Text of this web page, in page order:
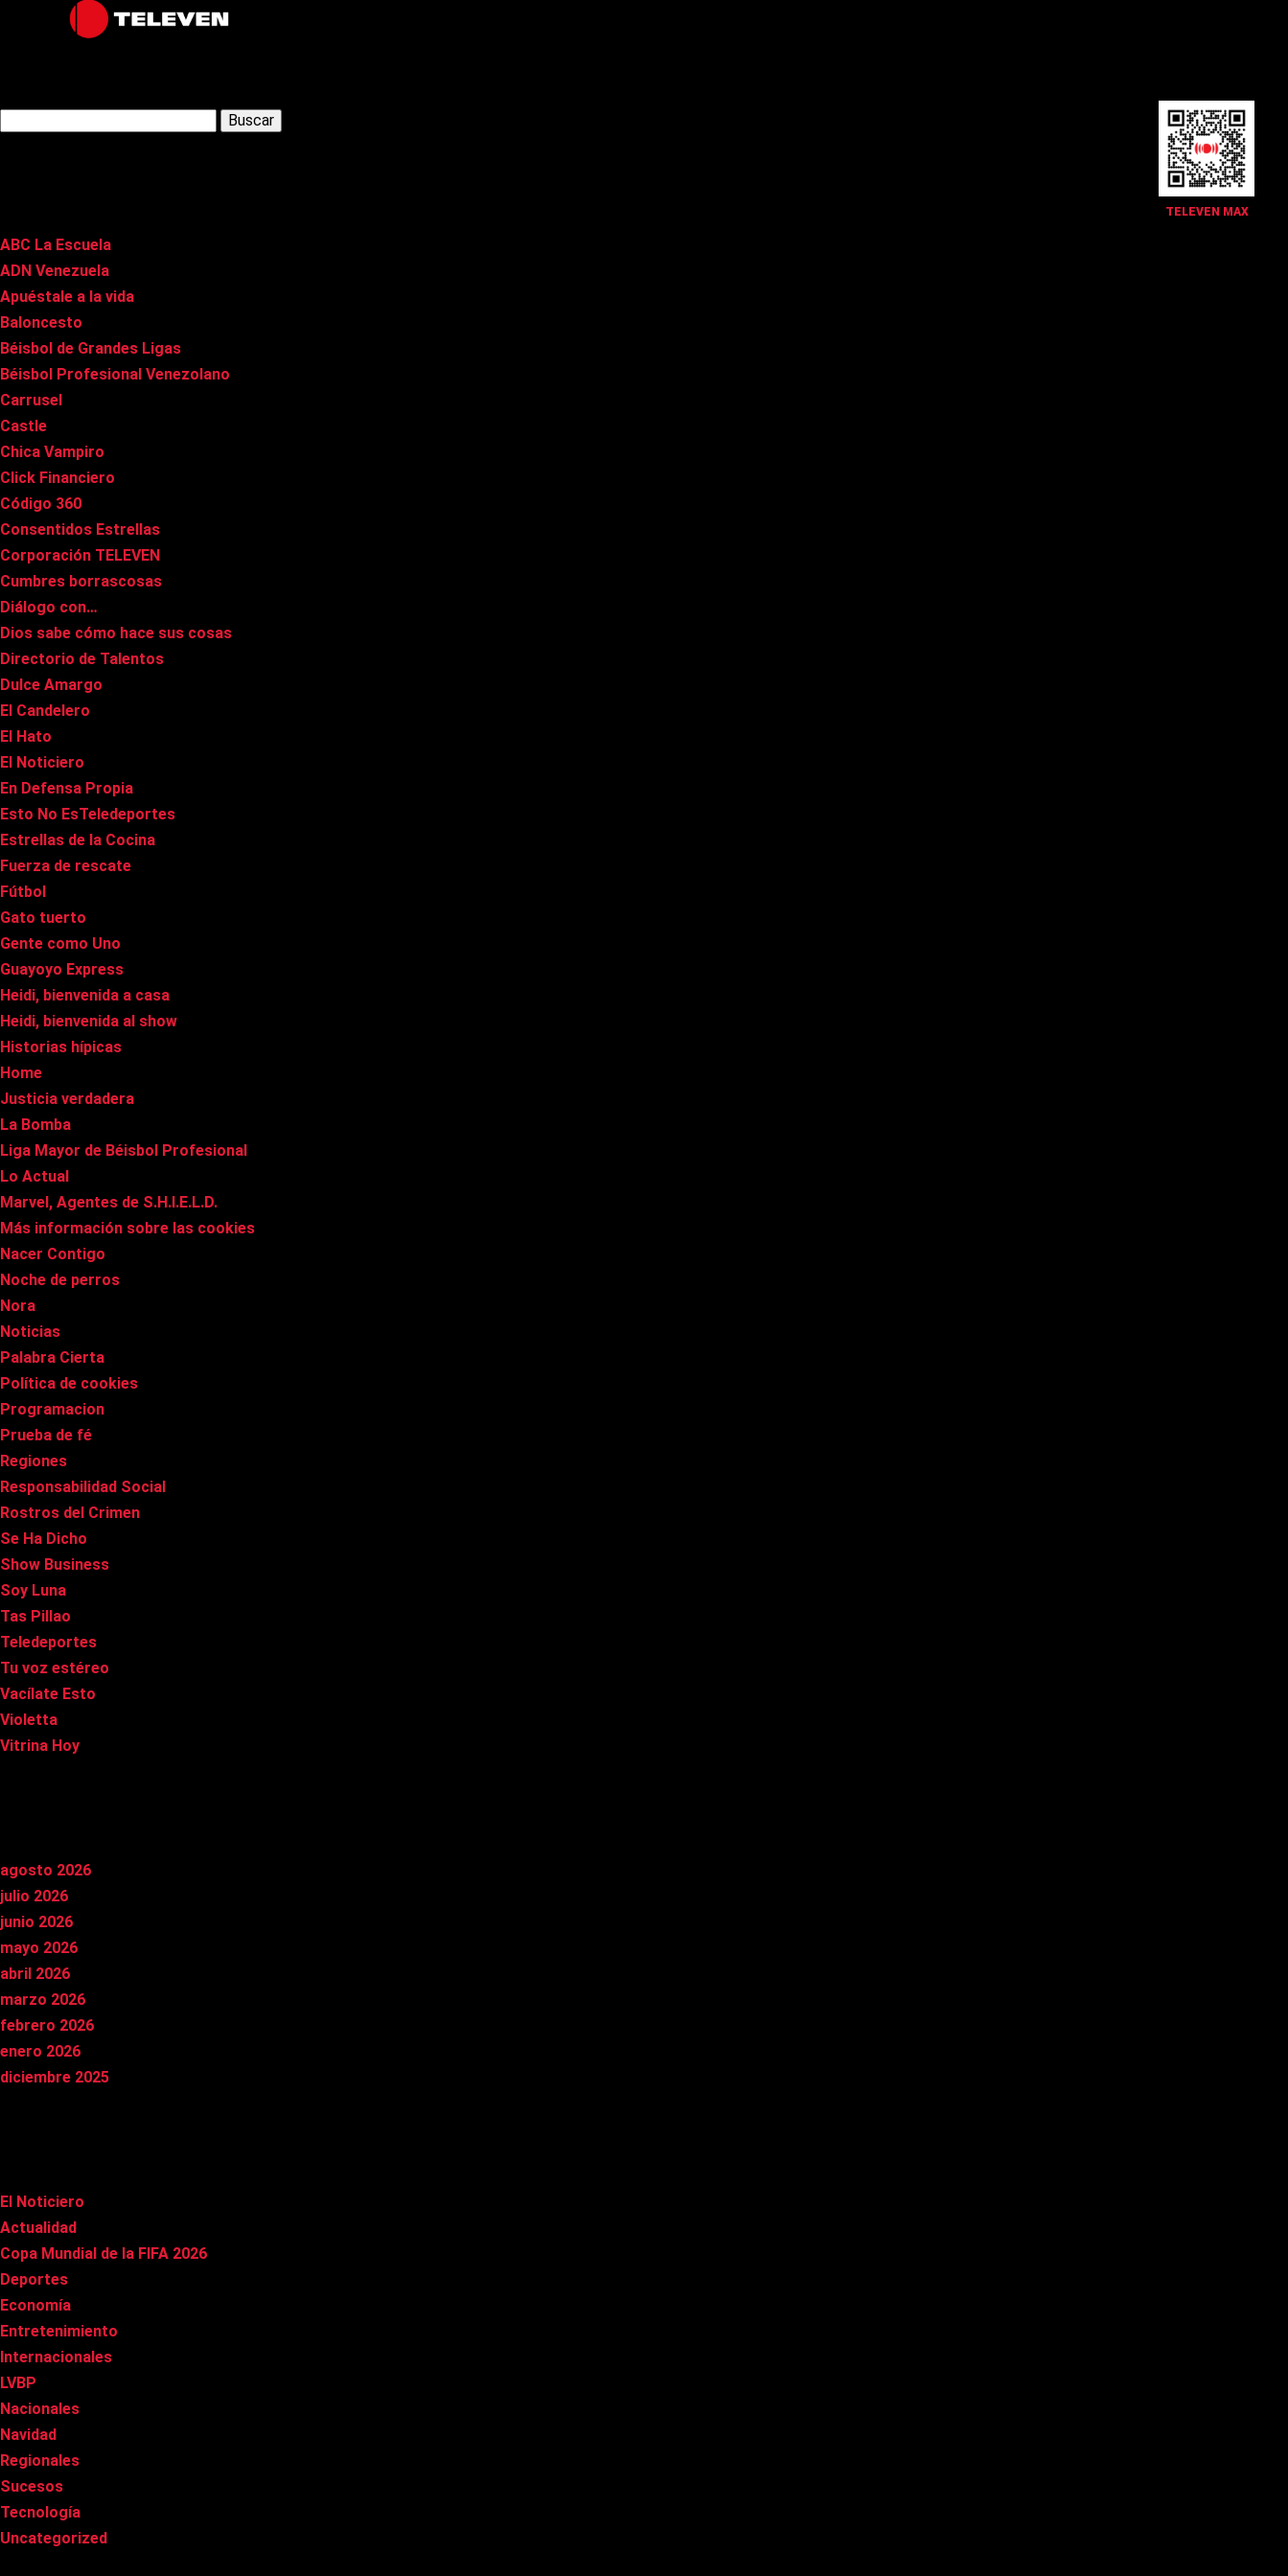
TELEVEN MAX
Latest Posts
ABC La Escuela
ADN Venezuela
Apuéstale a la vida
Baloncesto
Béisbol de Grandes Ligas
Béisbol Profesional Venezolano
Carrusel
Castle
Chica Vampiro
Click Financiero
Código 360
Consentidos Estrellas
Corporación TELEVEN
Cumbres borrascosas
Diálogo con…
Dios sabe cómo hace sus cosas
Directorio de Talentos
Dulce Amargo
El Candelero
El Hato
El Noticiero
En Defensa Propia
Esto No EsTeledeportes
Estrellas de la Cocina
Fuerza de rescate
Fútbol
Gato tuerto
Gente como Uno
Guayoyo Express
Heidi, bienvenida a casa
Heidi, bienvenida al show
Historias hípicas
Home
Justicia verdadera
La Bomba
Liga Mayor de Béisbol Profesional
Lo Actual
Marvel, Agentes de S.H.I.E.L.D.
Más información sobre las cookies
Nacer Contigo
Noche de perros
Nora
Noticias
Palabra Cierta
Política de cookies
Programacion
Prueba de fé
Regiones
Responsabilidad Social
Rostros del Crimen
Se Ha Dicho
Show Business
Soy Luna
Tas Pillao
Teledeportes
Tu voz estéreo
Vacílate Esto
Violetta
Vitrina Hoy
agosto 2026
julio 2026
junio 2026
mayo 2026
abril 2026
marzo 2026
febrero 2026
enero 2026
diciembre 2025
El Noticiero
Actualidad
Copa Mundial de la FIFA 2026
Deportes
Economía
Entretenimiento
Internacionales
LVBP
Nacionales
Navidad
Regionales
Sucesos
Tecnología
Uncategorized